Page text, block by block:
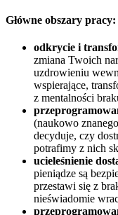
Główne obszary pracy:
odkrycie i
zmiana Twoich
uzdrowieniu
wspierające,
z mentalności
(naukowo
decyduje, czy
potrafimy z nich
ucieleśnienie
pieniądze są
przestawi się z
nieświadomie